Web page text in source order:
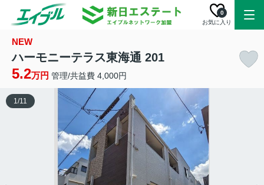
お気に入り
0
NEW
ハーモニーテラス東海通 201
5.2万円 管理/共益費 4,000円
1/11